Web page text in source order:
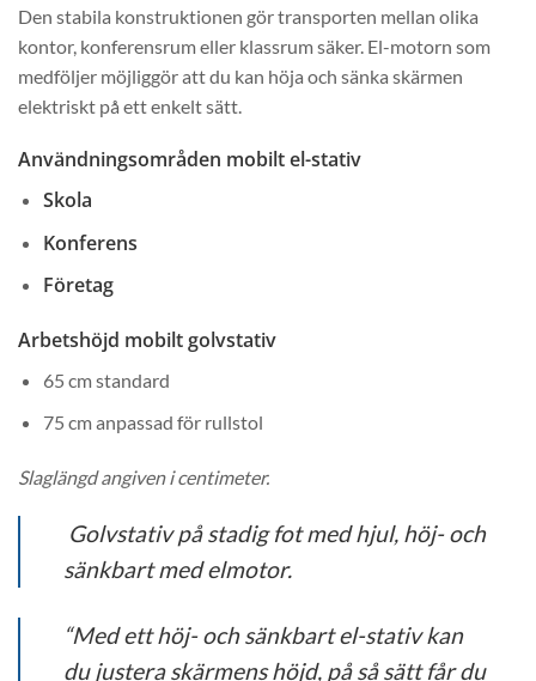
Den stabila konstruktionen gör transporten mellan olika
kontor, konferensrum eller klassrum säker. El-motorn som
medföljer möjliggör att du kan höja och sänka skärmen
elektriskt på ett enkelt sätt.
Användningsområden mobilt el-stativ
Skola
Konferens
Företag
Arbetshöjd mobilt golvstativ
65 cm standard
75 cm anpassad för rullstol
Slaglängd angiven i centimeter.
Golvstativ på stadig fot med hjul, höj- och
sänkbart med elmotor.
“Med ett höj- och sänkbart el-stativ kan
du justera skärmens höjd, på så sätt får du